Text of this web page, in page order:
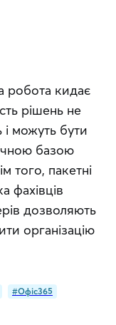
робота кидає
рішень не
можуть бути
базою
того, пакетні
фахівців
дозволяють
організацію
#Офіс365